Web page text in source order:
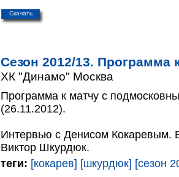
Скачать
Сезон 2012/13. Программа
ХК "Динамо" Москва
Программа к матчу с
(26.11.2012).
Интервью с Денисом Кокаревым.
Виктор Шкурдюк.
теги: [кокарев] [шкурдюк] [сезон